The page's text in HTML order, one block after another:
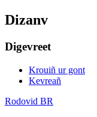
Dizanv
Digevreet
Krouiñ ur gont
Kevreañ
Rodovid BR